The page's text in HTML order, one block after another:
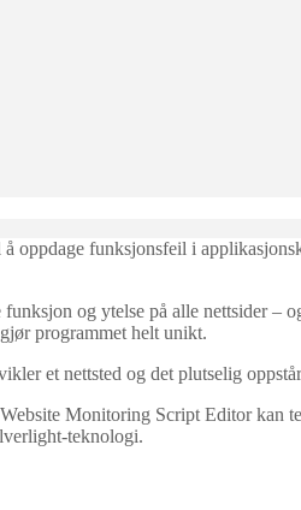
oppdage funksjonsfeil i
og ytelse på alle nettsider
programmet helt unikt.
et nettsted og det plutselig
Monitoring Script Editor
teknologi.